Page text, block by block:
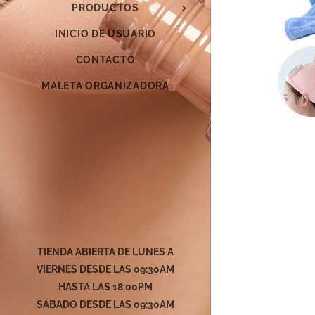
PRODUCTOS
INICIO DE USUARIO
CONTACTO
MALETA ORGANIZADORA
TIENDA ABIERTA DE LUNES A
VIERNES DESDE LAS 09:30AM
HASTA LAS 18:00PM
SABADO DESDE LAS 09:30AM